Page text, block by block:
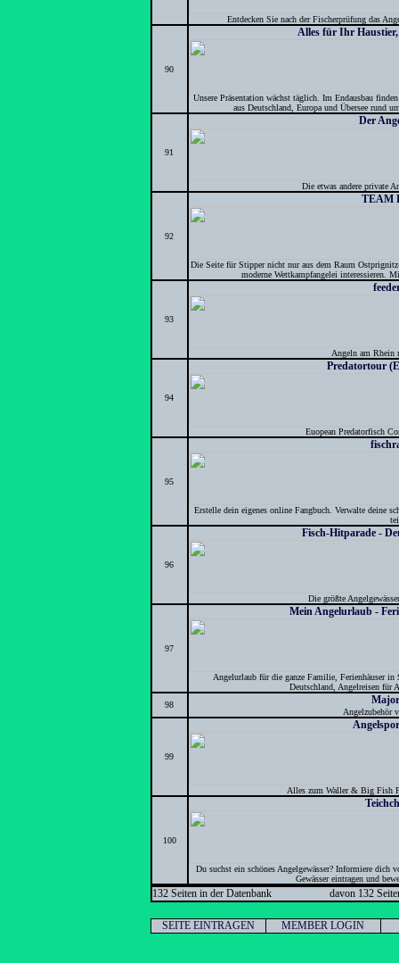
Entdecken Sie nach der Fischerprüfung das
90
Alles für Ihr
Unsere Präsentation wächst täglich. Im Endausbau
aus Deutschland, Europa und Übersee rund
91
Der
Die etwas andere private
92
TEAM
Die Seite für Stipper nicht nur aus dem Raum
moderne Wettkampfangelei
93
Angeln am Rhein
94
Predatortour
Euopean Predatorfisch
95
Erstelle dein eigenes online Fangbuch. Verwalte deine
96
Fisch-Hitparade -
Die größte
97
Mein Angelurlaub -
Angelurlaub für die ganze Familie, Ferienhäuser in
Deutschland, Angelreisen für
98
Angelzubehör
99
Alles zum Waller & Big Fish
100
Du suchst ein schönes Angelgewässer? Informiere dich
Gewässer eintragen und
132 Seiten in der Datenbank davon 132
SEITE EINTRAGEN MEMBER LOGIN